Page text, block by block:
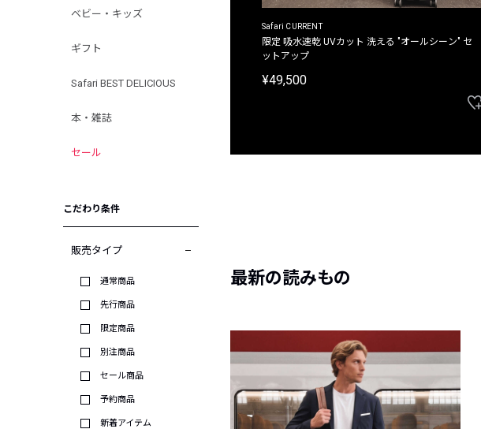
ベビー・キッズ
ギフト
Safari BEST DELICIOUS
本・雑誌
セール
こだわり条件
販売タイプ
通常商品
先行商品
限定商品
別注商品
セール商品
予約商品
新着アイテム
別注限定 フード付き チェックシャツジャケット
Safari CURRENT
限定 吸水速乾 UVカット 洗える "オールシーン" セ
ットアップ
¥49,500
最新の読みもの